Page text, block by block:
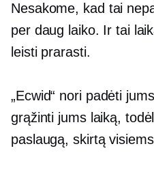
Nesakome, kad tai
per daug laiko. Ir tai
leisti prarasti.
„Ecwid“ nori padėti
grąžinti jums laiką,
paslaugą, skirtą